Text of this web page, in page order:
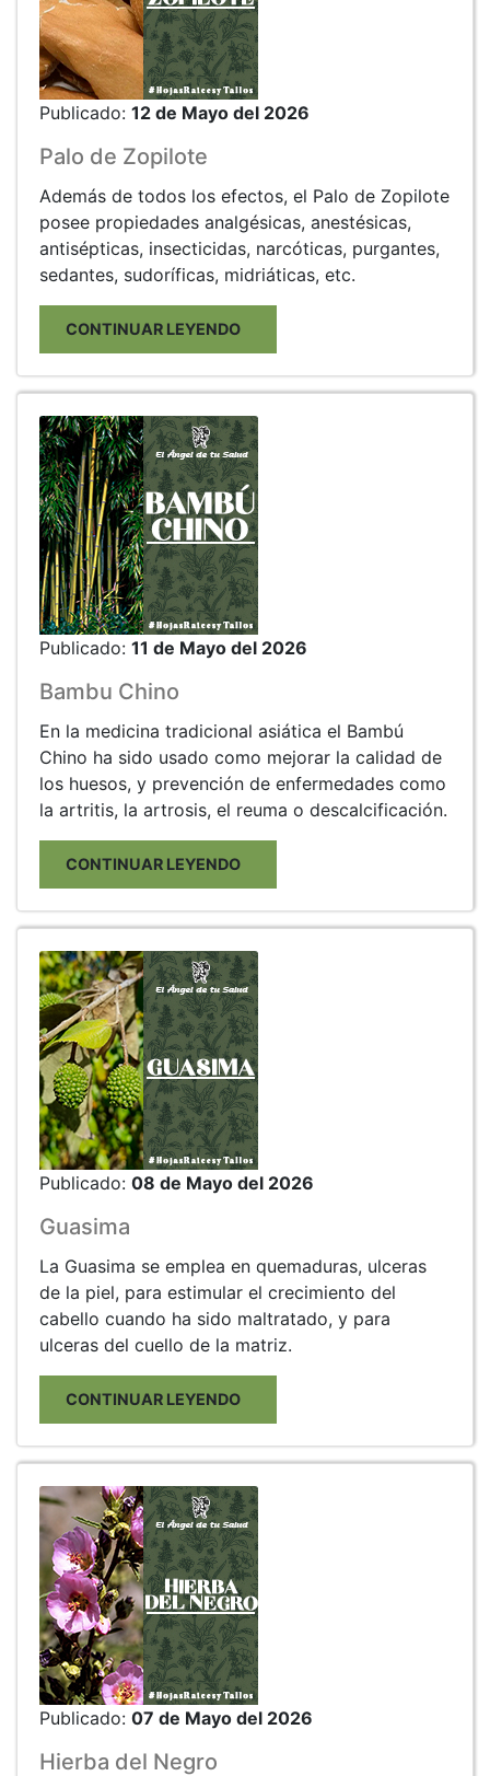
Publicado: 12 de Mayo del 2026
Palo de Zopilote
Además de todos los efectos, el Palo de Zopilote
posee propiedades analgésicas, anestésicas,
antisépticas, insecticidas, narcóticas, purgantes,
sedantes, sudoríficas, midriáticas, etc.
CONTINUAR LEYENDO
Publicado: 11 de Mayo del 2026
Bambu Chino
En la medicina tradicional asiática el Bambú
Chino ha sido usado como mejorar la calidad de
los huesos, y prevención de enfermedades como
la artritis, la artrosis, el reuma o descalcificación.
CONTINUAR LEYENDO
Publicado: 08 de Mayo del 2026
Guasima
La Guasima se emplea en quemaduras, ulceras
de la piel, para estimular el crecimiento del
cabello cuando ha sido maltratado, y para
ulceras del cuello de la matriz.
CONTINUAR LEYENDO
Publicado: 07 de Mayo del 2026
Hierba del Negro